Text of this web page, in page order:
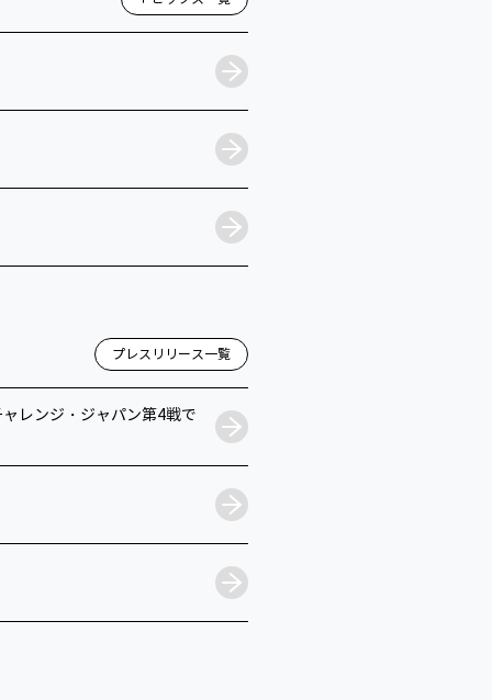
プレスリリース一覧
レンジ・ジャパン第4戦で